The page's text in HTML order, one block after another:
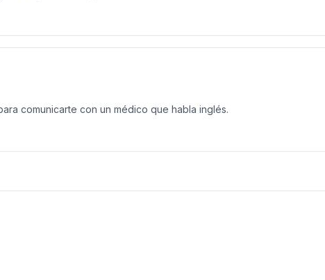
comunicarte con un médico que habla inglés.